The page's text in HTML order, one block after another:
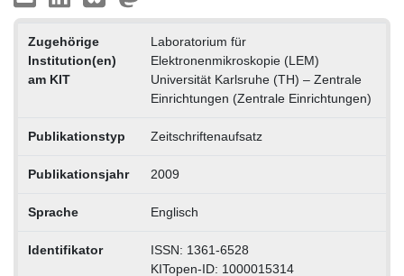
Zugehörige
Institution(en)
am KIT
Laboratorium für
Elektronenmikroskopie (LEM)
Universität Karlsruhe (TH) – Zentrale
Einrichtungen (Zentrale Einrichtungen)
Publikationstyp Zeitschriftenaufsatz
Publikationsjahr 2009
Sprache Englisch
Identifikator
ISSN: 1361-6528
KITopen-ID: 1000015314